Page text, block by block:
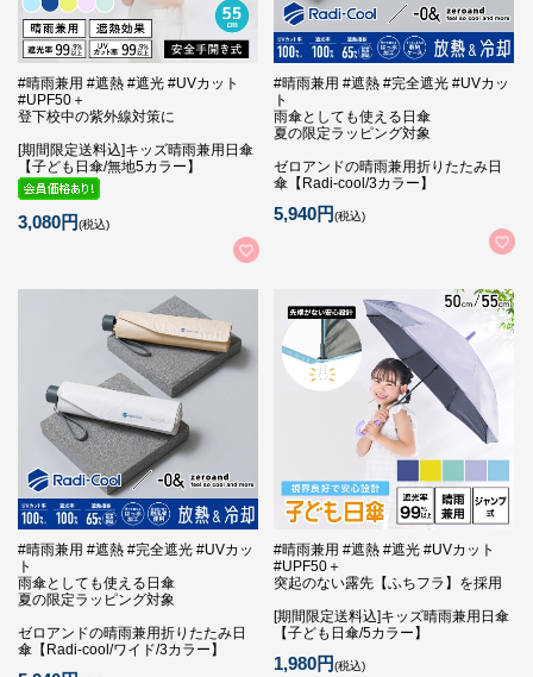
#晴雨兼用 #遮熱 #遮光 #UVカット
#UPF50＋
登下校中の紫外線対策に
[期間限定送料込]キッズ晴雨兼用日傘
【子ども日傘/無地5カラー】
3,080円(税込)
#晴雨兼用 #遮熱 #完全遮光 #UVカッ
ト
雨傘としても使える日傘
夏の限定ラッピング対象
ゼロアンドの晴雨兼用折りたたみ日
傘【Radi-cool/3カラー】
5,940円(税込)
#晴雨兼用 #遮熱 #完全遮光 #UVカッ
ト
雨傘としても使える日傘
夏の限定ラッピング対象
ゼロアンドの晴雨兼用折りたたみ日
傘【Radi-cool/ワイド/3カラー】
#晴雨兼用 #遮熱 #遮光 #UVカット
#UPF50＋
突起のない露先【ふちフラ】を採用
[期間限定送料込]キッズ晴雨兼用日傘
【子ども日傘/5カラー】
1,980円(税込)